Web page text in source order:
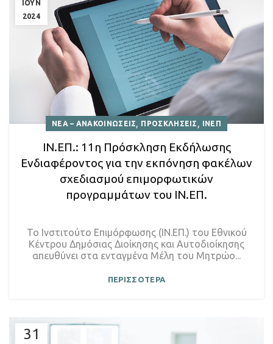
ΙΟΥΝ
2024
ΝΕΑ – ΑΝΑΚΟΙΝΩΣΕΙΣ, ΠΡΟΣΚΛΗΣΕΙΣ , ΙΝΕΠ
ΙΝ.ΕΠ.: 11η Πρόσκληση Εκδήλωσης
Ενδιαφέροντος για την εκπόνηση φακέλων
σχεδιασμού επιμορφωτικών
προγραμμάτων του ΙΝ.ΕΠ.
Το Ινστιτούτο Επιμόρφωσης (ΙΝ.ΕΠ.) του Εθνικού
Κέντρου Δημόσιας Διοίκησης και Αυτοδιοίκησης
απευθύνει στα ενταγμένα Μέλη του Μητρώο...
ΠΕΡΙΣΣΟΤΕΡΑ
31